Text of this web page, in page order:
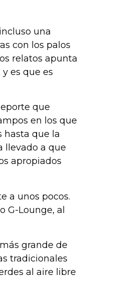
una
con los palos
relatos apunta
es que es
que
en los que
hasta que la
llevado a que
apropiados
a unos pocos.
G-Lounge, al
grande de
tradicionales
al aire libre